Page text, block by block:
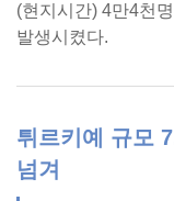
(현지시간) 4만4천
발생시켰다.
튀르키예 규모
넘겨